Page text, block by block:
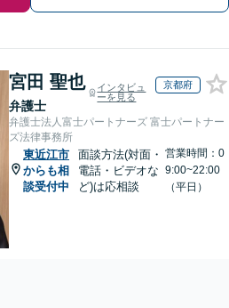
宮田 聖也
弁護士
インタビュ
ーを見る
京都府
弁護士法人富士パートナーズ 富士パートナー
ズ法律事務所
東近江市
からも相
談受付中
面談方法(対面・
電話・ビデオな
ど)は応相談
営業時間：0
9:00~22:00
（平日）